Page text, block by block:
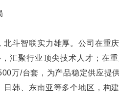
北斗智联实力雄厚。公司在重
汇聚行业顶尖技术人才；在
万/台套，为产品稳定供应提
日韩、东南亚等多个地区，构